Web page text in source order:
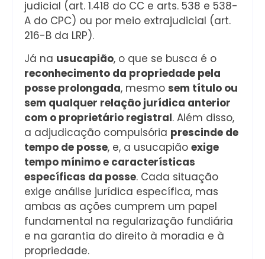
judicial (art. 1.418 do CC e arts. 538 e 538-
A do CPC) ou por meio extrajudicial (art.
216-B da LRP).
Já na usucapião, o que se busca é o
reconhecimento da propriedade pela
posse prolongada, mesmo sem título ou
sem qualquer relação jurídica anterior
com o proprietário registral. Além disso,
a adjudicação compulsória prescinde de
tempo de posse, e, a usucapião exige
tempo mínimo e características
específicas da posse. Cada situação
exige análise jurídica específica, mas
ambas as ações cumprem um papel
fundamental na regularização fundiária
e na garantia do direito à moradia e à
propriedade.